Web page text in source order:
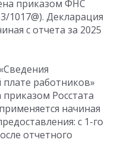
приказом ФНС
1017@). Декларация
с отчета за 2025
работников»
Росстата
начиная
с 1-го
отчетного